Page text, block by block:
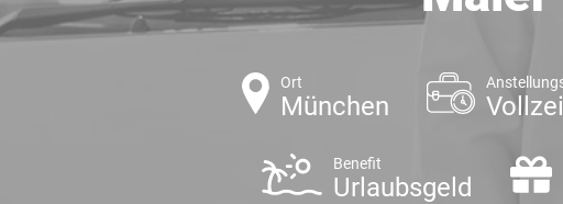
Ort
München
Benefit
Urlaubsgeld